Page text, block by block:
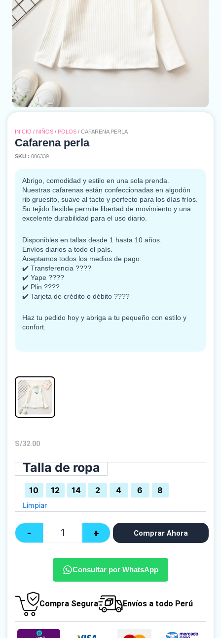
INICIO / NIÑOS / POLOS / CAFARENA PERLA
Cafarena perla
SKU : 006339
Abrigo, comodidad y estilo en una sola prenda.
Nuestras cafarenas están confeccionadas en algodón
rib gruesito, suave al tacto y perfecto para los días fríos.
Su tejido flexible permite libertad de movimiento y una
excelente durabilidad para el uso diario.
Disponibles en tallas desde 1 hasta 10 años.
Envíos diarios a todo el país.
Aceptamos todos los medios de pago:
✔️ Transferencia ????
✔️ Yape ????
✔️ Plin ????
✔️ Tarjeta de crédito o débito ????
Haz tu pedido hoy y abriga a tu pequeño con estilo y
confort.
S/32.00
Talla de ropa
10 12 14 2 4 6 8
Limpiar
Quantity
- + Comprar Ahora
Consultar por WhatsApp
Compra Segura Envíos a todo Perú